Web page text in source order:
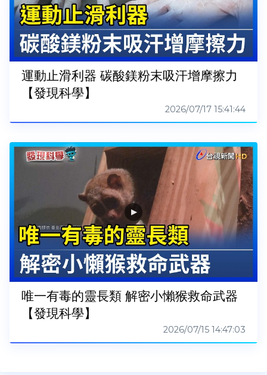
運動止滑利器 碳酸鎂粉末吸汗增摩擦力
【發現科學】
2026/07/17 15:41:44
唯一有毒的靈長類 解密小懶猴救命武器
【發現科學】
2026/07/15 14:47:03